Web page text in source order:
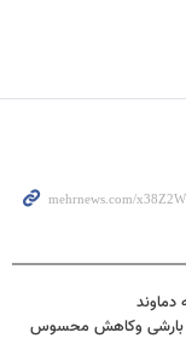
بارشی وکاهش محسوس